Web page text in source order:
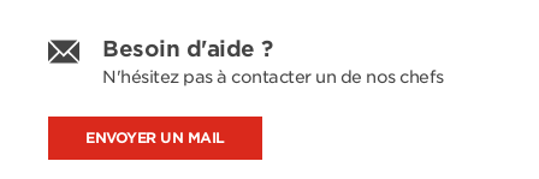
Besoin d'aide ?
N'hésitez pas à contacter un de nos chefs
ENVOYER UN MAIL